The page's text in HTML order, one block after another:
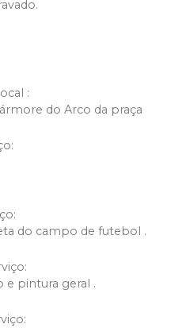
:
do Arco da praça
do campo de futebol .
e pintura geral .